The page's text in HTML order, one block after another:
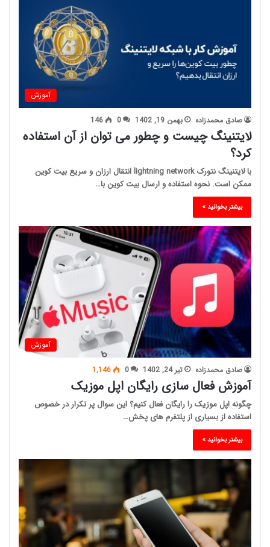
آموزش
صادق محمدزاده بهمن 19, 1402 0
146
لایتنینگ چیست و چطور می توان از آن استفاده
کرد؟
با لایتنینگ نتورک lightning network انتقال ارزان و سریع بیت کوین
ممکن است. نحوه استفاده و ارسال بیت کوین با…
بیشتر بخوانید »
آموزش
صادق محمدزاده تیر 24, 1402 0
1,146
آموزش فعال سازی رایگان اپل موزیک
چگونه اپل موزیک را رایگان فعال کنیم؟ این سوال پر تکرار در خصوص
استفاده از بسیاری از پلتفرم های پخش…
بیشتر بخوانید »